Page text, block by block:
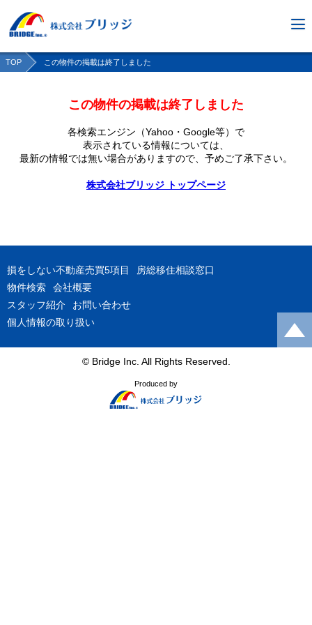
TOP この物件の掲載は終了しました
この物件の掲載は終了しました
各検索エンジン（Yahoo・Google等）で
表示されている情報については、
最新の情報では無い場合がありますので、 予めご了承下さい。
株式会社ブリッジ トップページ
損をしない不動産売買5項目
房総移住相談窓口
物件検索
会社概要
スタッフ紹介
お問い合わせ
個人情報の取り扱い
© Bridge Inc. All Rights Reserved.
Produced by